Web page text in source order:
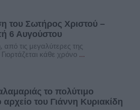
του Σωτήρος Χριστού –
6 Αυγούστου
από τις μεγαλύτερες της
κάθε χρόνο ...
το πολύτιμο
του Γιάννη Κυριακίδη